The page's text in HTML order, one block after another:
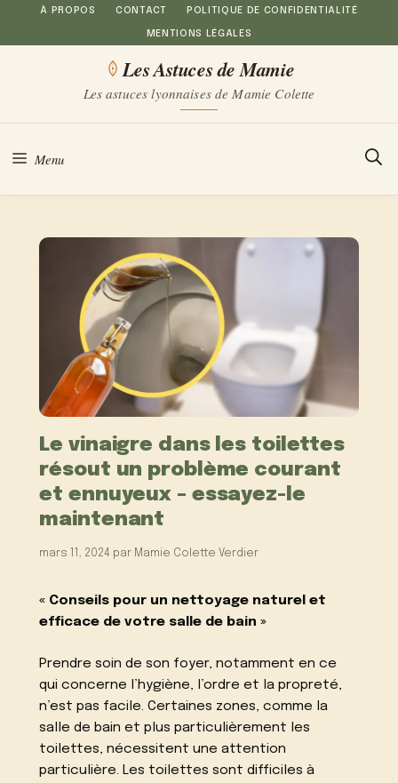
Aller
au
À PROPOS CONTACT POLITIQUE DE CONFIDENTIALITÉ
MENTIONS LÉGALES
Les Astuces de Mamie
Les astuces lyonnaises de Mamie Colette
Menu
Le vinaigre dans les toilettes
résout un problème courant
et ennuyeux – essayez-le
maintenant
mars 11, 2024 par Mamie Colette Verdier
« Conseils pour un nettoyage naturel et
efficace de votre salle de bain »
Prendre soin de son foyer, notamment en ce
qui concerne l’hygiène, l’ordre et la propreté,
n’est pas facile. Certaines zones, comme la
salle de bain et plus particulièrement les
toilettes, nécessitent une attention
particulière. Les toilettes sont difficiles à